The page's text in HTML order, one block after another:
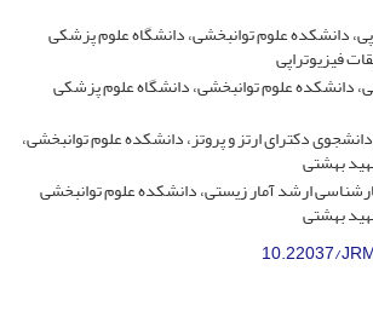
دانشکده علوم توانبخشی، دانشگاه علوم پزشکی
فیزیوتراپی
دانشکده علوم توانبخشی، دانشگاه علوم پزشکی
دکترای ارتز و پروتز، دانشکده علوم توانبخشی،
بهشتی
ارشد آمار زیستی، دانشکده علوم توانبخشی
بهشتی
10.22037/